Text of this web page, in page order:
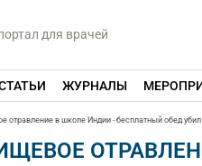
для врачей
ЖУРНАЛЫ
отравление в школе Индии - бесплатный обед